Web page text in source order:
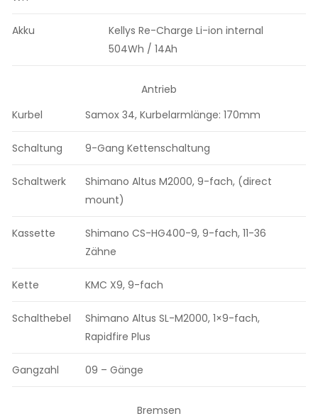
Akku
Kellys Re-Charge Li-ion internal
504Wh / 14Ah
Antrieb
Kurbel
Samox 34, Kurbelarmlänge: 170mm
Schaltung 9-Gang Kettenschaltung
Schaltwerk
Shimano Altus M2000, 9-fach, (direct
mount)
Kassette
Shimano CS-HG400-9, 9-fach, 11-36
Zähne
Kette KMC X9, 9-fach
Schalthebel
Shimano Altus SL-M2000, 1×9-fach,
Rapidfire Plus
Gangzahl 09 – Gänge
Bremsen